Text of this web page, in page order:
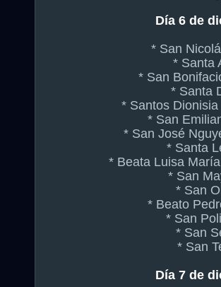
Día 6 de
* San
* Santa
* San
* Santa
* Santos
* San
* San José
* Santa
* Beata Luisa
* San
* San
* Beato
* San
* San
* San
Día 7 de